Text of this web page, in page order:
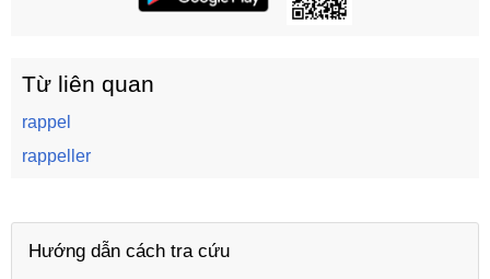
Từ liên quan
rappel
rappeller
Hướng dẫn cách tra cứu